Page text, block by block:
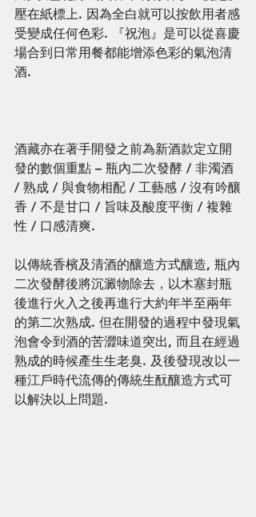
壓在紙標上. 因為全白就可以按飲用者感
受變成任何色彩. 『祝泡』是可以從喜慶
場合到日常用餐都能增添色彩的氣泡清
酒.
酒藏亦在著手開發之前為新酒款定立開
發的數個重點 – 瓶內二次發酵 / 非濁酒
/ 熟成 / 與食物相配 / 工藝感 / 沒有吟釀
香 / 不是甘口 / 旨味及酸度平衡 / 複雜
性 / 口感清爽.
以傳統香檳及清酒的釀造方式釀造, 瓶內
二次發酵後將沉澱物除去，以木塞封瓶
後進行火入之後再進行大約年半至兩年
的第二次熟成. 但在開發的過程中發現氣
泡會令到酒的苦澀味道突出, 而且在經過
熟成的時候產生生老臭. 及後發現改以一
種江戶時代流傳的傳統生酛釀造方式可
以解決以上問題.